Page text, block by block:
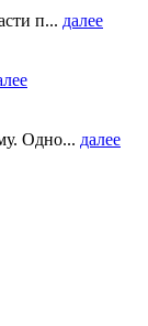
п... далее
Одно... далее